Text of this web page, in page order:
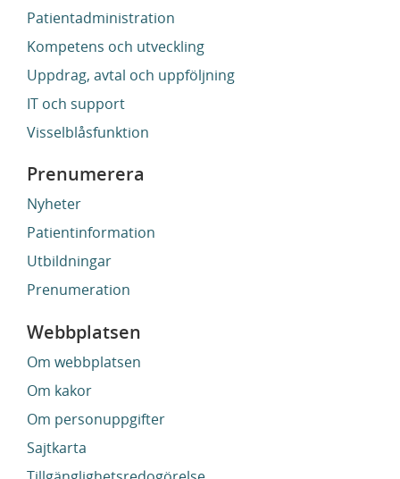
Patientadministration
Kompetens och utveckling
Uppdrag, avtal och uppföljning
IT och support
Visselblåsfunktion
Prenumerera
Nyheter
Patientinformation
Utbildningar
Prenumeration
Webbplatsen
Om webbplatsen
Om kakor
Om personuppgifter
Sajtkarta